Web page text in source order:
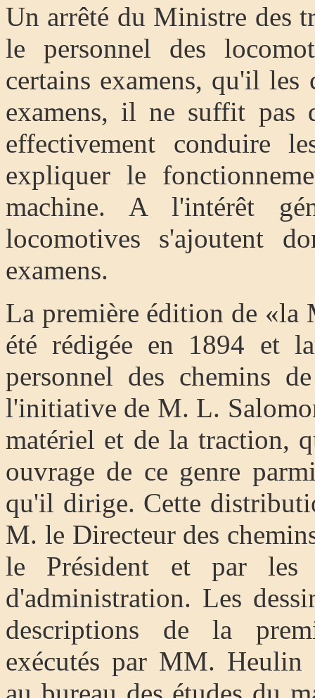
Un arrêté du Ministre des
le personnel des
certains examens, qu'il les
examens, il ne suffit pas
effectivement conduire
expliquer le
machine. A l'intérêt
locomotives s'ajoutent
examens.
La première édition de «la
été rédigée en 1894 et
personnel des chemins
l'initiative de M. L.
matériel et de la traction,
ouvrage de ce genre
qu'il dirige. Cette
M. le Directeur des
le Président et par les
d'administration. Les
descriptions de la
exécutés par MM. Heulin